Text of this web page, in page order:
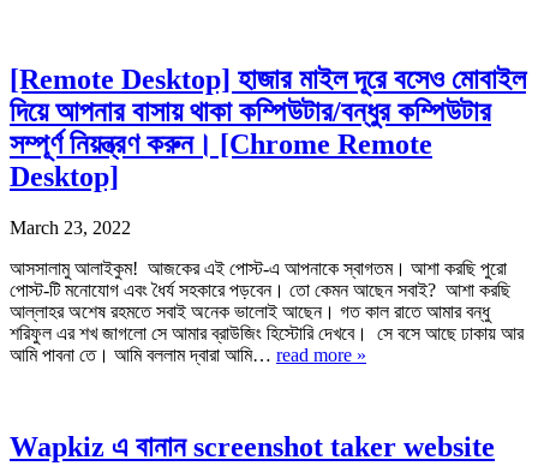
[Remote Desktop] হাজার মাইল দূরে বসেও মোবাইল
দিয়ে আপনার বাসায় থাকা কম্পিউটার/বন্ধুর কম্পিউটার
সম্পূর্ণ নিয়ন্ত্রণ করুন। [Chrome Remote
Desktop]
March 23, 2022
আসসালামু আলাইকুম! আজকের এই পোস্ট-এ আপনাকে স্বাগতম। আশা করছি পুরো
পোস্ট-টি মনোযোগ এবং ধৈর্য সহকারে পড়বেন। তো কেমন আছেন সবাই? আশা করছি
আল্লাহর অশেষ রহমতে সবাই অনেক ভালোই আছেন। গত কাল রাতে আমার বন্ধু
শরিফুল এর শখ জাগলো সে আমার ব্রাউজিং হিস্টোরি দেখবে। সে বসে আছে ঢাকায় আর
আমি পাবনা তে। আমি বললাম দ্বারা আমি… read more »
Wapkiz এ বানান screenshot taker website